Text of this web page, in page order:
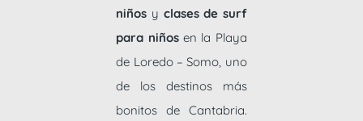
niños y clases de surf
para niñosen la Playa
de Loredo – Somo, uno
de los destinos más
bonitos de Cantabria.